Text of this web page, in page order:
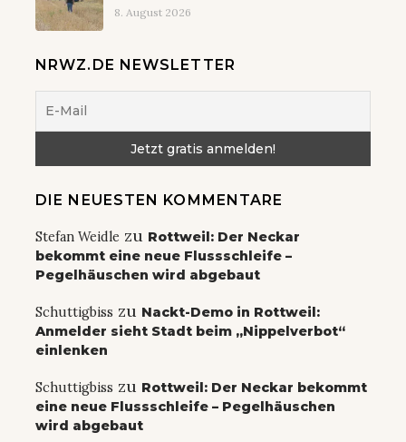
8. August 2026
NRWZ.DE NEWSLETTER
DIE NEUESTEN KOMMENTARE
Stefan Weidle zu Rottweil: Der Neckar
bekommt eine neue Flussschleife –
Pegelhäuschen wird abgebaut
Schuttigbiss zu Nackt-Demo in Rottweil:
Anmelder sieht Stadt beim „Nippelverbot“
einlenken
Schuttigbiss zu Rottweil: Der Neckar bekommt
eine neue Flussschleife – Pegelhäuschen
wird abgebaut